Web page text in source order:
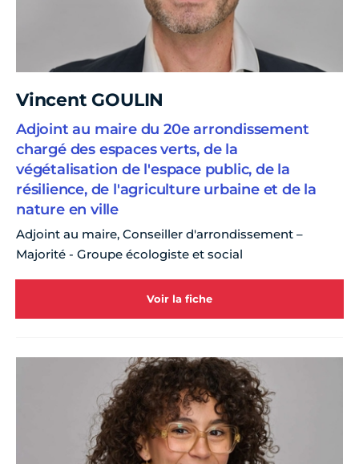
Vincent GOULIN
Adjoint au maire du 20e arrondissement
chargé des espaces verts, de la
végétalisation de l'espace public, de la
résilience, de l'agriculture urbaine et de la
nature en ville
Adjoint au maire, Conseiller d'arrondissement –
Majorité - Groupe écologiste et social
Voir la fiche